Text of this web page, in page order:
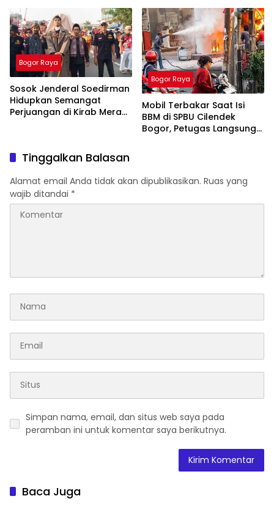
Bogor Raya
Sosok Jenderal Soedirman
Hidupkan Semangat
Perjuangan di Kirab Merah
Bogor Raya
Mobil Terbakar Saat Isi
BBM di SPBU Cilendek
Bogor, Petugas Langsung
Tinggalkan Balasan
Alamat email Anda tidak akan dipublikasikan. Ruas yang
wajib ditandai *
Simpan nama, email, dan situs web saya pada
peramban ini untuk komentar saya berikutnya.
Baca Juga